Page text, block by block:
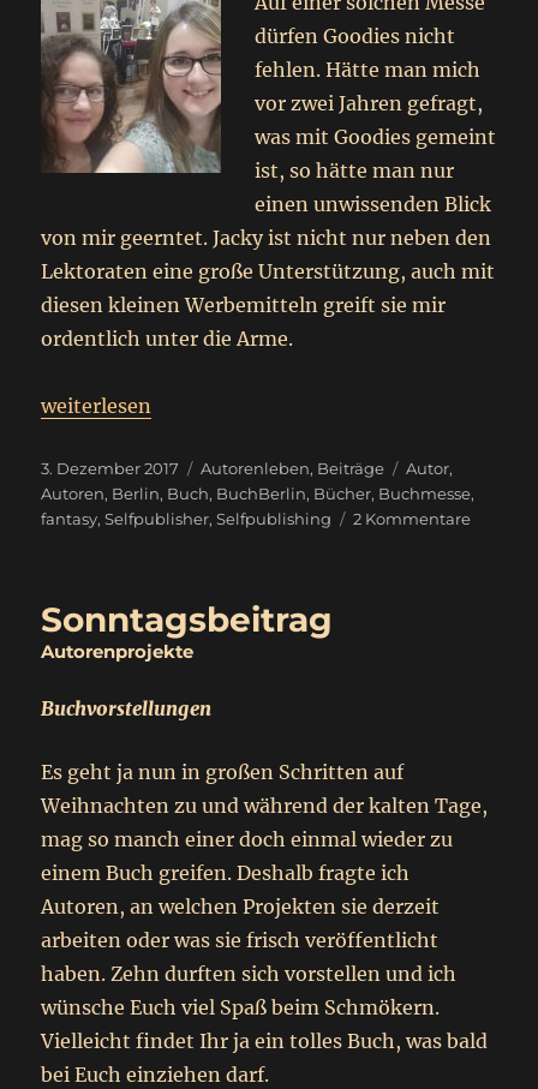
dürfen Goodies nicht
fehlen. Hätte man mich
vor zwei Jahren gefragt,
was mit Goodies gemeint
ist, so hätte man nur
einen unwissenden Blick
von mir geerntet. Jacky ist nicht nur neben den
Lektoraten eine große Unterstützung, auch mit
diesen kleinen Werbemitteln greift sie mir
ordentlich unter die Arme.
„Sonntagsbeitrag
weiterlesen
Veröffentlicht
am
3. Dezember 2017 Kategorien
Autorenleben, Beiträge Schlagwörter
Autor,
Autoren, Berlin, Buch, BuchBerlin, Bücher, Buchmesse,
fantasy,Selfpublisher,Selfpublishing 2 Kommentarezu
Sonntagsbeitrag
Autorenprojekte
Buchvorstellungen
Es geht ja nun in großen Schritten auf
Weihnachten zu und während der kalten Tage,
mag so manch einer doch einmal wieder zu
einem Buch greifen. Deshalb fragte ich
Autoren, an welchen Projekten sie derzeit
arbeiten oder was sie frisch veröffentlicht
haben. Zehn durften sich vorstellen und ich
wünsche Euch viel Spaß beim Schmökern.
Vielleicht findet Ihr ja ein tolles Buch, was bald
bei Euch einziehen darf.